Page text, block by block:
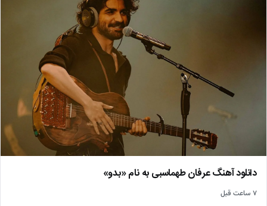
دانلود آهنگ عرفان طهماسبی به نام «بدو»
۷ ساعت قبل